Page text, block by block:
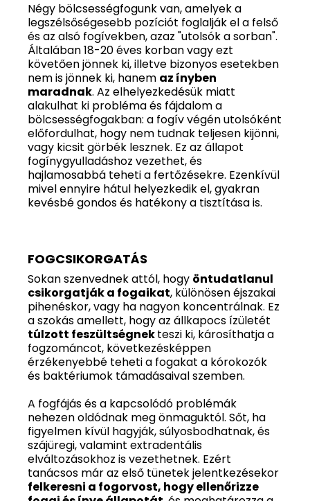
Négy bölcsességfogunk van, amelyek a
legszélsőségesebb pozíciót foglalják el a felső
és az alsó fogívekben, azaz "utolsók a sorban".
Általában 18-20 éves korban vagy ezt
követően jönnek ki, illetve bizonyos esetekben
nem is jönnek ki, hanem az ínyben
maradnak. Az elhelyezkedésük miatt
alakulhat ki probléma és fájdalom a
bölcsességfogakban: a fogív végén utolsóként
előfordulhat, hogy nem tudnak teljesen kijönni,
vagy kicsit görbék lesznek. Ez az állapot
fogínygyulladáshoz vezethet, és
hajlamosabbá teheti a fertőzésekre. Ezenkívül
mivel ennyire hátul helyezkedik el, gyakran
kevésbé gondos és hatékony a tisztítása is.
FOGCSIKORGATÁS
Sokan szenvednek attól, hogy öntudatlanul
csikorgatják a fogaikat, különösen éjszakai
pihenéskor, vagy ha nagyon koncentrálnak. Ez
a szokás amellett, hogy az állkapocs ízületét
túlzott feszültségnekteszi ki, károsíthatja a
fogzománcot, következésképpen
érzékenyebbé teheti a fogakat a kórokozók
és baktériumok támadásaival szemben.
A fogfájás és a kapcsolódó problémák
nehezen oldódnak meg önmaguktól. Sőt, ha
figyelmen kívül hagyják, súlyosbodhatnak, és
szájüregi, valamint extradentális
elváltozásokhoz is vezethetnek. Ezért
tanácsos már az első tünetek jelentkezésekor
felkeresni a fogorvost, hogy ellenőrizze